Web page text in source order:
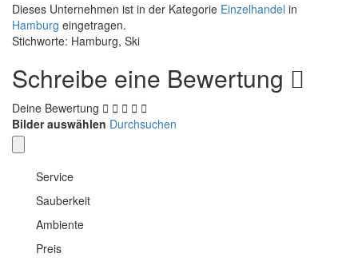
Dieses Unternehmen ist in der Kategorie Einzelhandel in
Hamburg eingetragen.
Stichworte: Hamburg, Ski
Schreibe eine Bewertung
Deine Bewertung
Bilder auswählen Durchsuchen
Service
Sauberkeit
Ambiente
Preis